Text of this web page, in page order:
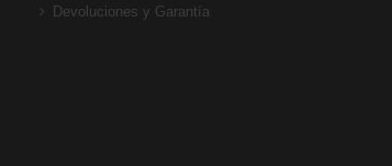
Devoluciones y Garantía